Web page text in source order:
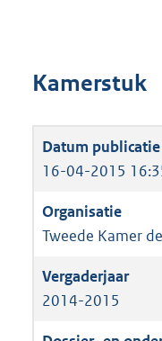
Kamerstuk
16-04-2015
Tweede Kamer
2014-2015